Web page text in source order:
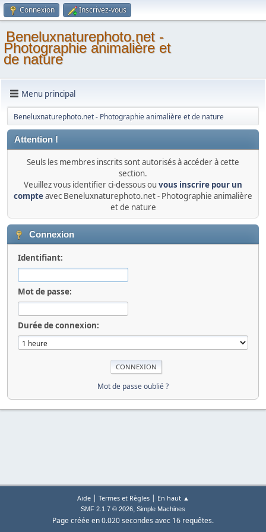
Connexion Inscrivez-vous
Beneluxnaturephoto.net -
Photographie animalière et
de nature
Menu principal
Beneluxnaturephoto.net - Photographie animalière et de nature
Attention !
Seuls les membres inscrits sont autorisés à accéder à cette
section.
Veuillez vous identifier ci-dessous ou vous inscrire pour un
compteavec Beneluxnaturephoto.net - Photographie animalière
et de nature
Connexion
Identifiant:
Mot de passe:
Durée de connexion:
Mot de passe oublié ?
Aide| Termes et Règles| En haut ▲
SMF 2.1.7 © 2026, Simple Machines
Page créée en 0.020 secondes avec 16 requêtes.